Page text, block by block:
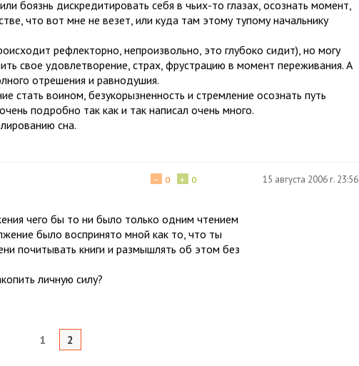
боязнь дискредитировать себя в чьих-то глазах, осознать момент,
что вот мне не везет, или куда там этому тупому начальнику
рефлекторно, непроизвольно, это глубоко сидит), но могу
свое удовлетворение, страх, фрустрацию в момент переживания. А
отрешения и равнодушия.
стать воином, безукорызненность и стремление осознать путь
подробно так как и так написал очень много.
сна.
+ 0
− 0 15 августа 2006 г. 23:56
чего бы то ни было только одним чтением
было воспринято мной как то, что ты
почитывать книги и размышлять об этом без
личную силу?
1 2